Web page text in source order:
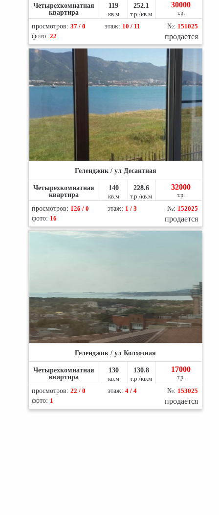
Четырехкомнатная
квартира
119
кв.м
252.1
т.р./кв.м
30000
т.р.
просмотров:37 / 0 этаж: 10 / 11 №: 151025
фото:22 продается
Геленджик / ул Десантная
Четырехкомнатная
квартира
140
кв.м
228.6
т.р./кв.м
32000
т.р.
просмотров: 126 / 0 этаж: 1 / 3 №: 152025
фото: 16 продается
Геленджик / ул Колхозная
Четырехкомнатная
квартира
130
кв.м
130.8
т.р./кв.м
17000
т.р.
просмотров:22 / 0 этаж:4 / 4 №: 153025
фото: 1 продается